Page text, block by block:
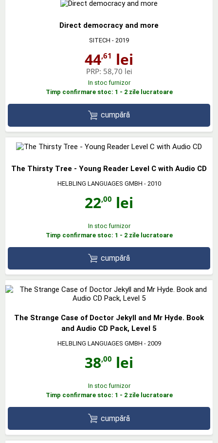
Direct democracy and more
SITECH - 2019
44,61 lei
PRP: 58,70 lei
In stoc furnizor
Timp confirmare stoc: 1 - 2 zile lucratoare
cumpără
The Thirsty Tree - Young Reader Level C with Audio CD
HELBLING LANGUAGES GMBH - 2010
22,00 lei
In stoc furnizor
Timp confirmare stoc: 1 - 2 zile lucratoare
cumpără
The Strange Case of Doctor Jekyll and Mr Hyde. Book
and Audio CD Pack, Level 5
HELBLING LANGUAGES GMBH - 2009
38,00 lei
In stoc furnizor
Timp confirmare stoc: 1 - 2 zile lucratoare
cumpără